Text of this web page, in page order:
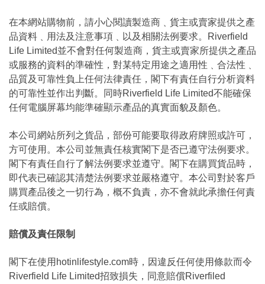
在本網站購物前，請小心閱讀製造商﹑貨主或賣家提供之產
品資料﹑用法及注意事項﹑以及相關法例要求。Riverfield
Life Limited並不會對任何製造商，貨主或賣家所提供之產品
或服務的資料的準確性，對某特定用途之適用性﹑合法性﹑
品質及可靠性負上任何法律責任，閣下有責任自行分析資料
的可靠性並作出判斷。同時Riverfield Life Limited不能確保
任何電腦屏幕均能準確顯示產品的真實面貌及顏色。
本公司網站所列之貨品，部份可能要取得政府牌照或許可，
方可使用。本公司並無責任核實閣下是否已遵守法例要求。
閣下有責任自行了解法例要求並遵守。閣下在購買貨品時，
即代表已確認其清楚法例要求並嚴格遵守。本公司對於客戶
購買產品後之一切行為，概不負責，亦不會就此承擔任何責
任或賠償。
賠償及責任限制
閣下在使用hotinlifestyle.com時，因違反任何使用條款而令
Riverfield Life Limited招致損失，同意賠償Riverfiled